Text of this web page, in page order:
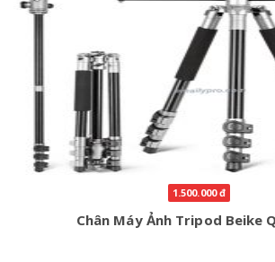
1.500.000 đ
Chân Máy Ảnh Tripod Beike